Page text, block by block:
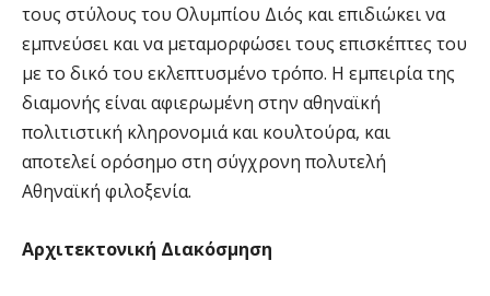
τους στύλους του Ολυμπίου Διός και επιδιώκει να
εμπνεύσει και να μεταμορφώσει τους επισκέπτες του
με το δικό του εκλεπτυσμένο τρόπο. Η εμπειρία της
διαμονής είναι αφιερωμένη στην αθηναϊκή
πολιτιστική κληρονομιά και κουλτούρα, και
αποτελεί ορόσημο στη σύγχρονη πολυτελή
Αθηναϊκή φιλοξενία.
Αρχιτεκτονική Διακόσμηση